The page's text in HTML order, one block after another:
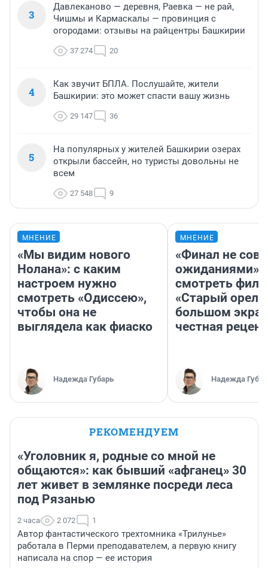
3
Давлеканово — деревня, Раевка — не рай,
Чишмы и Кармаскалы — провинция с
огородами: отзывы на райцентры Башкирии
37 274 20
4
Как звучит БПЛА. Послушайте, жители
Башкирии: это может спасти вашу жизнь
29 147 36
5
На популярных у жителей Башкирии озерах
открыли бассейн, но туристы довольны не
всем
27 548 9
МНЕНИЕ
«Мы видим нового
Нолана»: с каким
настроем нужно
смотреть «Одиссею»,
чтобы она не
выглядела как фиаско
Надежда Губарь
МНЕНИЕ
«Финал не
ожиданиями»:
смотреть
«Старый орел»
большом
честная
Надежда
РЕКОМЕНДУЕМ
«Уголовник я, родные со мной не
общаются»: как бывший «афганец» 30
лет живет в землянке посреди леса
под Рязанью
2 часа 2 072 1
Автор фантастического трехтомника «Трилунье»
работала в Перми преподавателем, а первую книгу
написала на спор — ее история